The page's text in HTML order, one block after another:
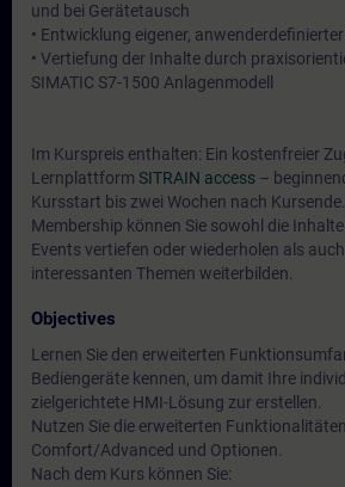
und bei Gerätetausch
• Entwicklung eigener,
• Vertiefung der Inhalte durch
SIMATIC S7-1500 Anlagenmodell
Im Kurspreis enthalten: Ein kostenfreier
Lernplattform SITRAIN access –
Kursstart bis zwei Wochen nach
Membership können Sie sowohl die
Events vertiefen oder wiederholen als
interessanten Themen weiterbilden.
Objectives
Lernen Sie den erweiterten
Bediengeräte kennen, um damit Ihre
zielgerichtete HMI-Lösung zur erstellen.
Nutzen Sie die erweiterten
Comfort/Advanced und Optionen.
Nach dem Kurs können Sie: